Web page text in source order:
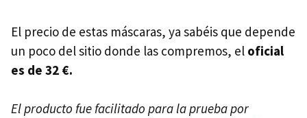
El precio de estas máscaras, ya sabéis que depende
un poco del sitio donde las compremos, el oficial
es de 32 €.
El producto fue facilitado para la prueba por